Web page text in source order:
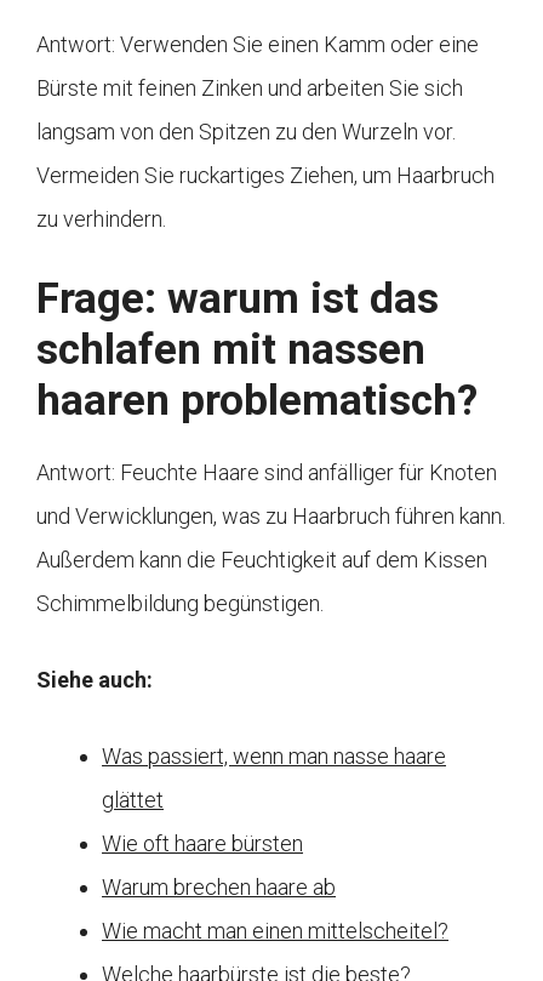
Antwort: Verwenden Sie einen Kamm oder eine
Bürste mit feinen Zinken und arbeiten Sie sich
langsam von den Spitzen zu den Wurzeln vor.
Vermeiden Sie ruckartiges Ziehen, um Haarbruch
zu verhindern.
Frage: warum ist das
schlafen mit nassen
haaren problematisch?
Antwort: Feuchte Haare sind anfälliger für Knoten
und Verwicklungen, was zu Haarbruch führen kann.
Außerdem kann die Feuchtigkeit auf dem Kissen
Schimmelbildung begünstigen.
Siehe auch:
Was passiert, wenn man nasse haare
glättet
Wie oft haare bürsten
Warum brechen haare ab
Wie macht man einen mittelscheitel?
Welche haarbürste ist die beste?